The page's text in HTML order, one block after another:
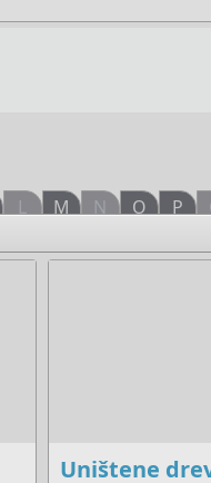
L M N O P
Uništene